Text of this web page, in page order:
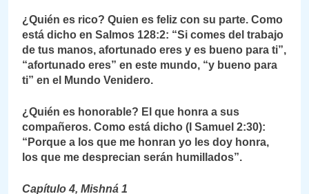
¿Quién es rico? Quien es feliz con su parte. Como
está dicho en Salmos 128:2: “Si comes del trabajo
de tus manos, afortunado eres y es bueno para ti”,
“afortunado eres” en este mundo, “y bueno para
ti” en el Mundo Venidero.
¿Quién es honorable? El que honra a sus
compañeros. Como está dicho ( I Samuel 2:30):
“Porque a los que me honran yo les doy honra,
los que me desprecian serán humillados”.
Capítulo 4, Mishná 1